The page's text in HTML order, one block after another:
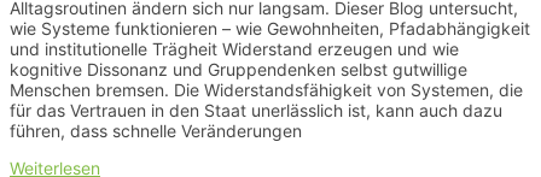
Alltagsroutinen ändern sich nur langsam. Dieser Blog untersucht,
wie Systeme funktionieren – wie Gewohnheiten, Pfadabhängigkeit
und institutionelle Trägheit Widerstand erzeugen und wie
kognitive Dissonanz und Gruppendenken selbst gutwillige
Menschen bremsen. Die Widerstandsfähigkeit von Systemen, die
für das Vertrauen in den Staat unerlässlich ist, kann auch dazu
führen, dass schnelle Veränderungen
Weiterlesen